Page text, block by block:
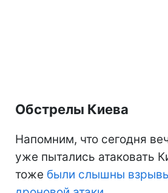
Обстрелы Киева
Напомним, что сегодня
уже пытались атаковать
тоже были слышны